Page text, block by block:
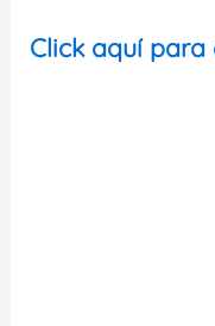
Click aquí